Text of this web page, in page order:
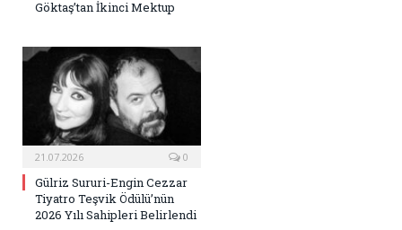
Göktaş’tan İkinci Mektup
21.07.2026 0
Gülriz Sururi-Engin Cezzar
Tiyatro Teşvik Ödülü’nün
2026 Yılı Sahipleri Belirlendi